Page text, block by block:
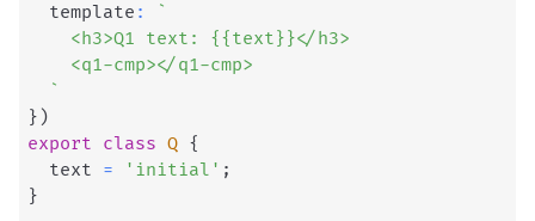
  template
:
`
    <h3>Q1 text: {{text}}</h3>
    <q1-cmp></q1-cmp>
`
} )
export class Q {
  text
= 'initial' ;
}